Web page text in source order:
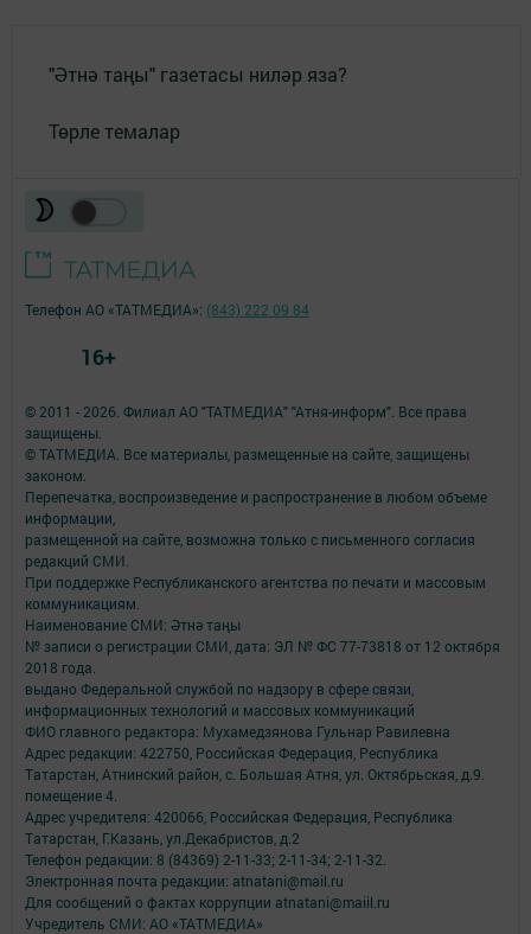
"Әтнә таңы" газетасы ниләр яза?
Төрле темалар
© 2011 - 2026. Филиал АО "ТАТМЕДИА" "Атня-информ". Все права
защищены.
© ТАТМЕДИА. Все материалы, размещенные на сайте, защищены
законом.
Перепечатка, воспроизведение и распространение в любом объеме
информации,
размещенной на сайте, возможна только с письменного согласия
редакций СМИ.
При поддержке Республиканского агентства по печати и массовым
коммуникациям.
Наименование СМИ: Әтнә таңы
№ записи о регистрации СМИ, дата: ЭЛ № ФС 77-73818 от 12 октября
2018 года.
выдано Федеральной службой по надзору в сфере связи,
информационных технологий и массовых коммуникаций
ФИО главного редактора: Мухамедзянова Гульнар Равилевна
Адрес редакции: 422750, Российская Федерация, Республика
Татарстан, Атнинский район, с. Большая Атня, ул. Октябрьская, д.9.
помещение 4.
Адрес учредителя: 420066, Российская Федерация, Республика
Татарстан, Г.Казань, ул.Декабристов, д.2
Телефон редакции: 8 (84369) 2-11-33; 2-11-34; 2-11-32.
Электронная почта редакции: atnatani@mail.ru
Для сообщений о фактах коррупции atnatani@maiil.ru
Учредитель СМИ: АО «ТАТМЕДИА»
Телефон АО «ТАТМЕДИА»: (843) 222 09 84
16+